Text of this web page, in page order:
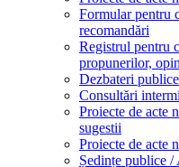
Formular pentru
recomandări
Registrul pentru
propunerilor,
Dezbateri publice
Consultări
Proiecte de acte
sugestii
Proiecte de acte
Ședințe publice